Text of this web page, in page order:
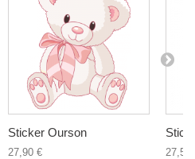
Sticker Ourson
27,90 € 27,50